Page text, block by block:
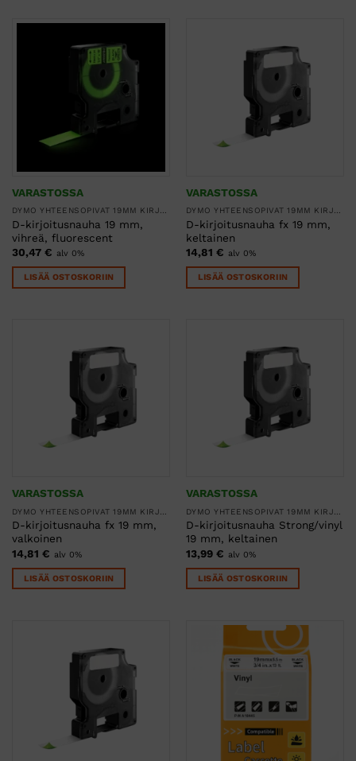
VARASTOSSA
DYMO YHTEENSOPIVAT 19MM KIRJOITUSNAUHAT
D-kirjoitusnauha 19 mm,
vihreä, fluorescent
30,47 € alv 0%
LISÄÄ OSTOSKORIIN
VARASTOSSA
DYMO YHTEENSOPIVAT 19MM KIRJOITUSNAUHAT
D-kirjoitusnauha fx 19 mm,
keltainen
14,81 € alv 0%
LISÄÄ OSTOSKORIIN
VARASTOSSA
D-kirjoitusnauha fx 19 mm,
valkoinen
14,81 € alv 0%
LISÄÄ OSTOSKORIIN
VARASTOSSA
D-kirjoitusnauha Strong/vinyl
19 mm, keltainen
13,99 € alv 0%
LISÄÄ OSTOSKORIIN